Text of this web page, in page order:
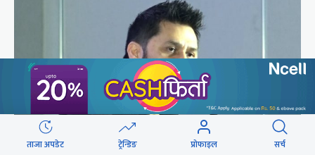
ताजा अपडेट ट्रेन्डिङ प्रोफाइल सर्च